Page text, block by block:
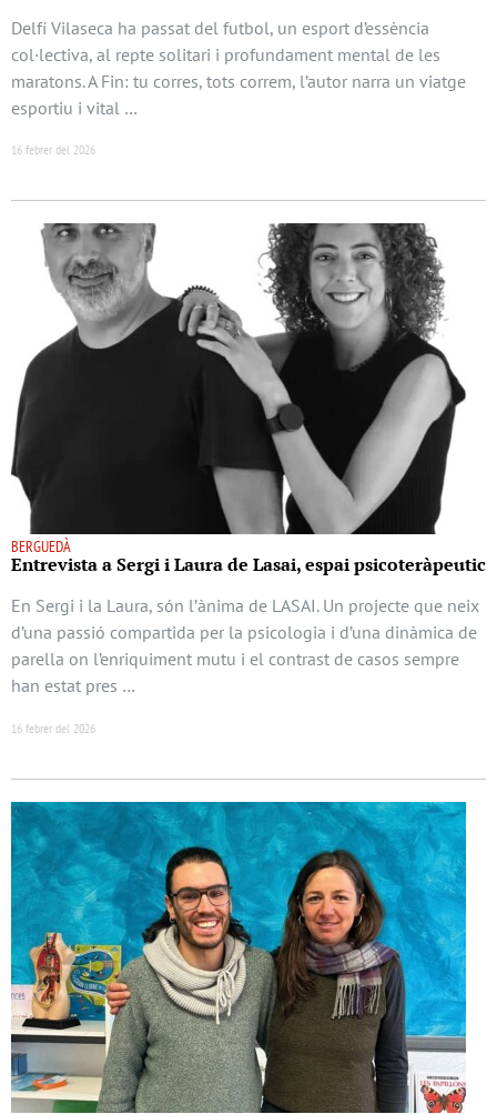
Delfí Vilaseca ha passat del futbol, un esport d’essència
col·lectiva, al repte solitari i profundament mental de les
maratons. A Fin: tu corres, tots correm, l’autor narra un viatge
esportiu i vital …
16 febrer del 2026
BERGUEDÀ
Entrevista a Sergi i Laura de Lasai, espai psicoteràpeutic
En Sergi i la Laura, són l’ànima de LASAI. Un projecte que neix
d’una passió compartida per la psicologia i d’una dinàmica de
parella on l’enriquiment mutu i el contrast de casos sempre
han estat pres …
16 febrer del 2026